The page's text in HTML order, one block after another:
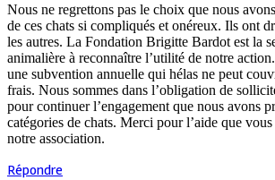
Nous ne regrettons pas le choix que nous
de ces chats si compliqués et onéreux. Ils ont
les autres. La Fondation Brigitte Bardot est la
animalière à reconnaître l’utilité de notre
une subvention annuelle qui hélas ne peut
frais. Nous sommes dans l’obligation de
pour continuer l’engagement que nous avons
catégories de chats. Merci pour l’aide que
notre association.
Répondre